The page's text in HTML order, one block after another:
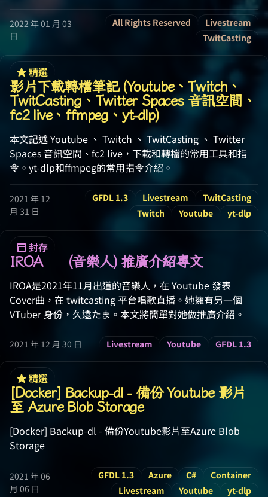
2022 年 01 月 03
日
All Rights Reserved
Livestream
TwitCasting
精選
影片下載轉檔筆記 (Youtube、Twitch、
TwitCasting、Twitter Spaces 音訊空間、
fc2 live、ffmpeg、yt-dlp)
本文記述 Youtube 、 Twitch 、 TwitCasting 、 Twitter
Spaces 音訊空間、fc2 live，下載和轉檔的常用工具和指
令。yt-dlp和ffmpeg的常用指令介紹。
2021 年 12
月 31 日
GFDL 1.3 Livestream
TwitCasting
Twitch
Youtube yt-dlp
封存
IROA 🧸 (音樂人) 推廣介紹專文
IROA是2021年11月出道的音樂人，在 Youtube 發表
Cover曲，在 twitcasting 平台唱歌直播。她擁有另一個
VTuber 身份，久遠たま。本文將簡單對她做推廣介紹。
2021 年 12 月 30 日 Livestream Youtube GFDL 1.3
精選
[Docker] Backup-dl - 備份 Youtube 影片
至 Azure Blob Storage
[Docker] Backup-dl - 備份Youtube影片至Azure Blob
Storage
2021 年 06
月 06 日
GFDL 1.3 Azure C#
Container
Livestream
Youtube yt-dlp